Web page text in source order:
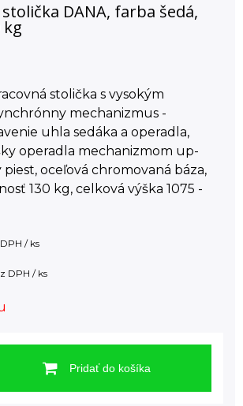
DANA, farba šedá,
kg
stolička s vysokým
mechanizmus -
uhla sedáka a operadla,
operadla mechanizmom up-
oceľová chromovaná báza,
130 kg, celková výška 1075 -
/ ks
DPH / ks
Pridať do košíka